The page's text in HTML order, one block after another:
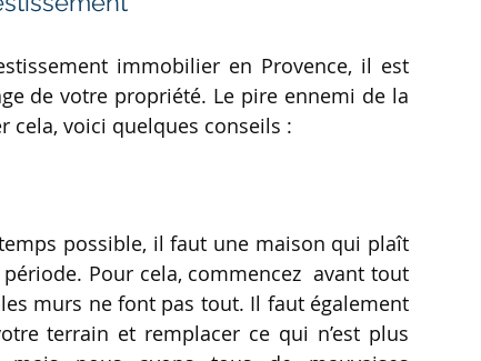
immobilier en Provence, il est
de votre propriété. Le pire ennemi de la
cela, voici quelques conseils :
possible, il faut une maison qui plaît
Pour cela, commencez  avant tout
murs ne font pas tout. Il faut également
terrain et remplacer ce qui n’est plus